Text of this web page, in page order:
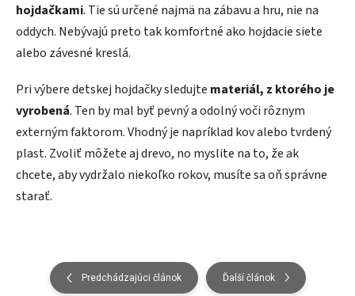
hojdačkami. Tie sú určené najmä na zábavu a hru, nie na
oddych. Nebývajú preto tak komfortné ako hojdacie siete
alebo závesné kreslá.
Pri výbere detskej hojdačky sledujte materiál, z ktorého je
vyrobená. Ten by mal byť pevný a odolný voči rôznym
externým faktorom. Vhodný je napríklad kov alebo tvrdený
plast. Zvoliť môžete aj drevo, no myslite na to, že ak
chcete, aby vydržalo niekoľko rokov, musíte sa oň správne
starať.
Predchádzajúci článok Ďalší článok